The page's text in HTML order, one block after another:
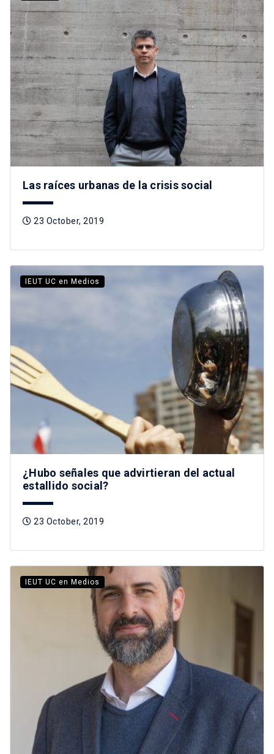
Las raíces urbanas de la crisis social
23 October, 2019
IEUT UC en Medios
¿Hubo señales que advirtieran del actual
estallido social?
23 October, 2019
IEUT UC en Medios